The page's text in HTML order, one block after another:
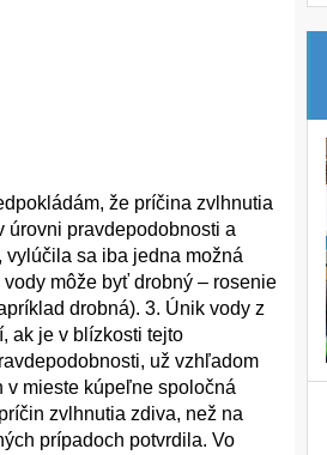
že príčina zvlhnutia
úrovni pravdepodobnosti a
vylúčila sa iba jedna možná
môže byť drobný – rosenie
drobná). 3. Únik vody z
ak je v blízkosti tejto
už vzhľadom
v mieste kúpeľne spoločná
zvlhnutia zdiva, než na
prípadoch potvrdila. Vo